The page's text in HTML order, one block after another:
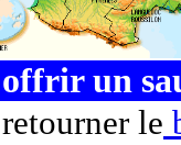
un
le